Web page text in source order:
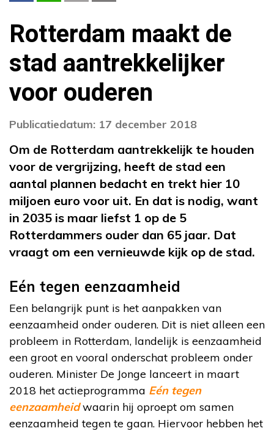
Rotterdam maakt de
stad aantrekkelijker
voor ouderen
Publicatiedatum: 17 december 2018
Om de Rotterdam aantrekkelijk te houden
voor de vergrijzing, heeft de stad een
aantal plannen bedacht en trekt hier 10
miljoen euro voor uit. En dat is nodig, want
in 2035 is maar liefst 1 op de 5
Rotterdammers ouder dan 65 jaar. Dat
vraagt om een vernieuwde kijk op de stad.
Eén tegen eenzaamheid
Een belangrijk punt is het aanpakken van
eenzaamheid onder ouderen. Dit is niet alleen een
probleem in Rotterdam, landelijk is eenzaamheid
een groot en vooral onderschat probleem onder
ouderen. Minister De Jonge lanceert in maart
2018 het actieprogramma Eén tegen
eenzaamheid waarin hij oproept om samen
eenzaamheid tegen te gaan. Hiervoor hebben het